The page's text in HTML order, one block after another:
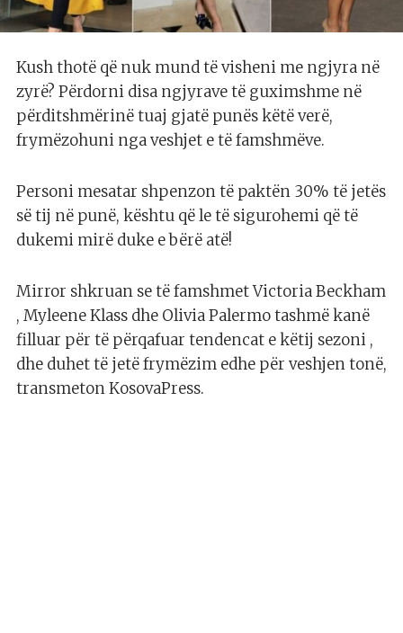
Kush thotë që nuk mund të visheni me ngjyra në
zyrë? Përdorni disa ngjyrave të guximshme në
përditshmërinë tuaj gjatë punës këtë verë,
frymëzohuni nga veshjet e të famshmëve.
Personi mesatar shpenzon të paktën 30% të jetës
së tij në punë, kështu që le të sigurohemi që të
dukemi mirë duke e bërë atë!
Mirror shkruan se të famshmet Victoria Beckham
, Myleene Klass dhe Olivia Palermo tashmë kanë
filluar për të përqafuar tendencat e këtij sezoni ,
dhe duhet të jetë frymëzim edhe për veshjen tonë,
transmeton KosovaPress.